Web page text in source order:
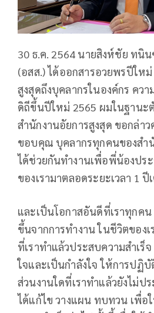
30 ธ.ค. 2564 ​นายสิงห์ชัย ทนิ
(อสส.) ได้ออกสารอวยพรปีให
สูงสุดถึงบุคลากรในองค์กร ควา
ดิถีขึ้นปีใหม่ 2565 ผมในฐานะ
สำนักงานอัยการสูงสุด ขอกล่า
ขอบคุณ บุคลากรทุกคนของสำ
ได้ช่วยกันทำงานเพื่อพี่น้องปร
ของเรามาตลอดระยะเวลา 1 ปี
และเป็นโอกาสอันดีที่เราทุกค
ขึ้นจากการทำงาน ในชีวิตของ
ที่เราทำแล้วประสบความสำเร็
ใจและเป็นกำลังใจ ให้การปฏิ
ส่วนงานใดที่เราทำแล้วยังไม่ป
ได้แก้ไข วางแผน ทบทวน เพื่อ